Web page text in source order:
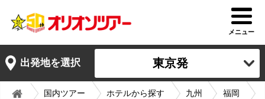
メニュー
出発地を選択 東京発
国内ツアー ホテルから探す 九州 福岡